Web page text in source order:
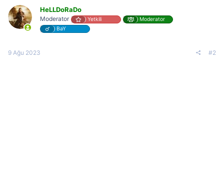
HeLLDoRaDo
Moderator Yetkili
Moderator
BaY
9 Ağu 2023 #2